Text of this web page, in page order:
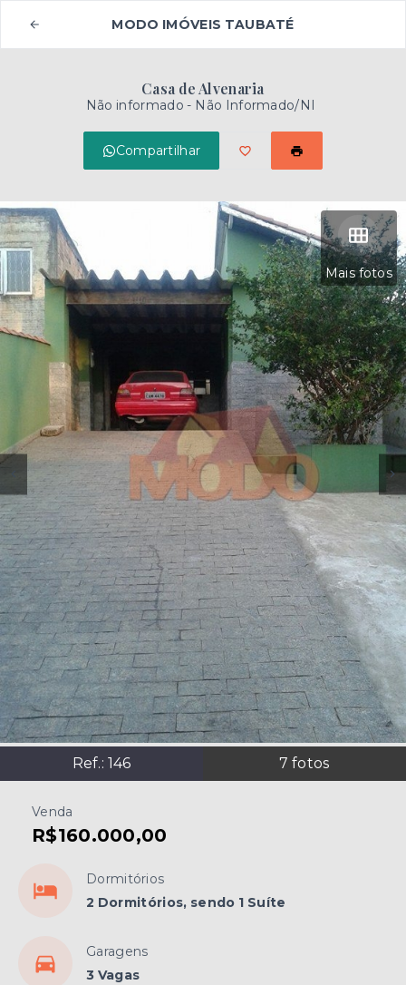
MODO IMÓVEIS TAUBATÉ
Casa de Alvenaria
Não informado - Não Informado/NI
Compartilhar
Mais fotos
Ref.: 146 7 fotos
Venda
R$160.000,00
Dormitórios
2 Dormitórios, sendo 1 Suíte
Garagens
3 Vagas